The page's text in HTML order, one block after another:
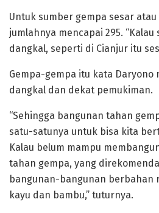
Untuk sumber gempa sesar
jumlahnya mencapai 295.
dangkal, seperti di Cianjur itu
Gempa-gempa itu kata Daryono
dangkal dan dekat pemukiman.
“Sehingga bangunan tahan
satu-satunya untuk bisa kita
Kalau belum mampu
tahan gempa, yang
bangunan-bangunan berbahan
kayu dan bambu,” tuturnya.